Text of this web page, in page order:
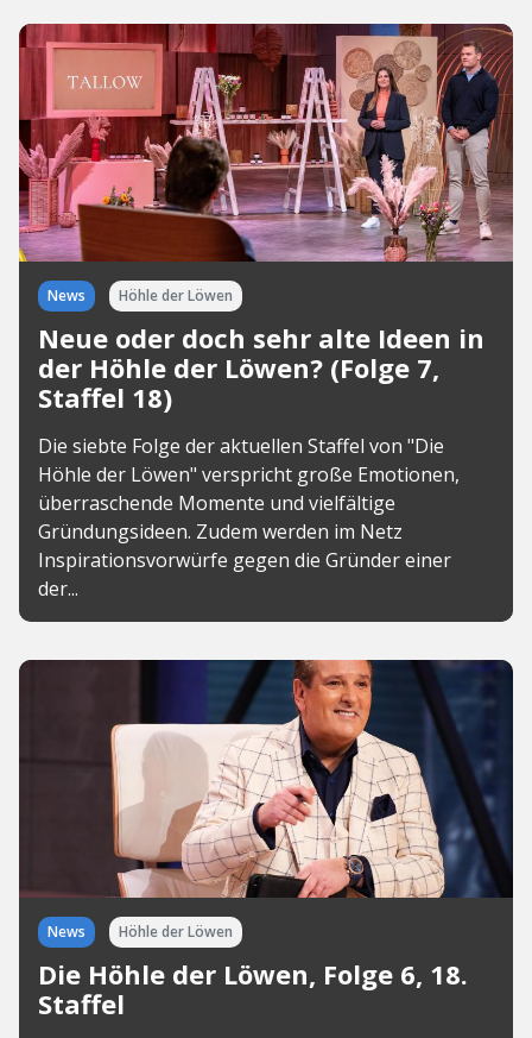
News Höhle der Löwen
Neue oder doch sehr alte Ideen in
der Höhle der Löwen? (Folge 7,
Staffel 18)
Die siebte Folge der aktuellen Staffel von "Die
Höhle der Löwen" verspricht große Emotionen,
überraschende Momente und vielfältige
Gründungsideen. Zudem werden im Netz
Inspirationsvorwürfe gegen die Gründer einer
der...
News Höhle der Löwen
Die Höhle der Löwen, Folge 6, 18.
Staffel